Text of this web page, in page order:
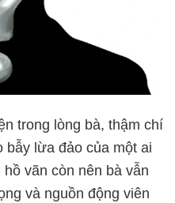
trong lòng bà, thậm chí
bẫy lừa đảo của một ai
vãn còn nên bà vẫn
và nguồn động viên